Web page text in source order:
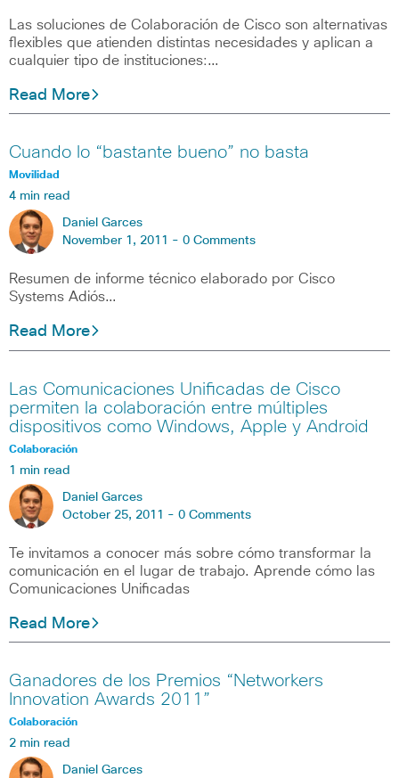
Las soluciones de Colaboración de Cisco son alternativas
flexibles que atienden distintas necesidades y aplican a
cualquier tipo de instituciones:…
Read More
Cuando lo “bastante bueno” no basta
Movilidad
4 min read
Daniel Garces
November 1, 2011 - 0 Comments
Resumen de informe técnico elaborado por Cisco
Systems Adiós…
Read More
Las Comunicaciones Unificadas de Cisco
permiten la colaboración entre múltiples
dispositivos como Windows, Apple y Android
Colaboración
1 min read
Daniel Garces
October 25, 2011 - 0 Comments
Te invitamos a conocer más sobre cómo transformar la
comunicación en el lugar de trabajo. Aprende cómo las
Comunicaciones Unificadas
Read More
Ganadores de los Premios “Networkers
Innovation Awards 2011”
Colaboración
2 min read
Daniel Garces